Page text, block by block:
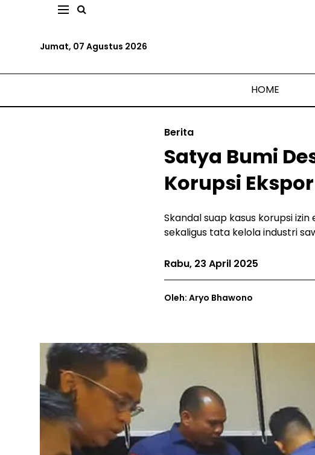
Jumat, 07 Agustus 2026
HOME
Berita
Satya Bumi
Korupsi Ekspor
Skandal suap kasus korupsi
sekaligus tata kelola industri
Rabu, 23 April 2025
Oleh: Aryo Bhawono